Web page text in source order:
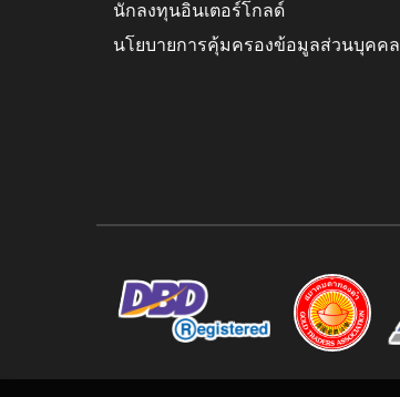
นักลงทุนอินเตอร์โกลด์
นโยบายการคุ้มครองข้อมูลส่วนบุคคล